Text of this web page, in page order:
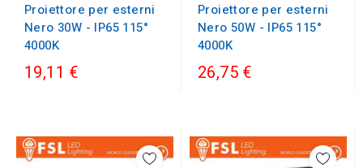
Proiettore per esterni
Nero 30W - IP65 115°
4000K
19,11 €
Proiettore per esterni
Nero 50W - IP65 115°
4000K
26,75 €